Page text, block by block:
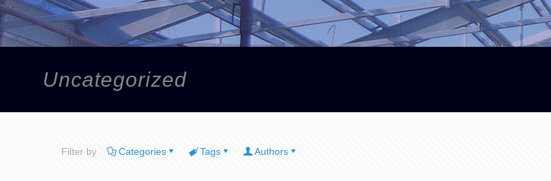
Uncategorized
Filter by Categories Tags Authors